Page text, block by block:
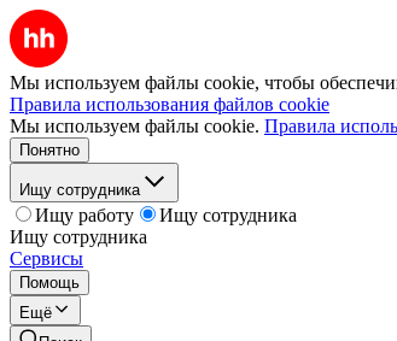
Мы используем файлы cookie, чтобы
Правила использования файлов cookie
Мы используем файлы cookie. Правила
Понятно
Ищу сотрудника
Ищу работу
Ищу сотрудника
Ищу сотрудника
Сервисы
Помощь
Ещё